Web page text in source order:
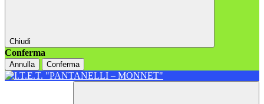
Chiudi
Conferma
Annulla Conferma